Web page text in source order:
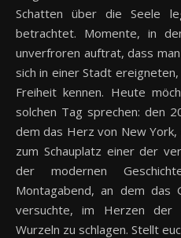
Schatten über die Seele
betrachtet. Momente, in
unverfroren auftrat, dass
sich in einer Stadt
Freiheit kennen. Heute
solchen Tag sprechen: den
dem das Herz von New
zum Schauplatz einer der
der modernen
Montagabend, an dem das
versuchte, im Herzen der
Wurzeln zu schlagen. Stellt